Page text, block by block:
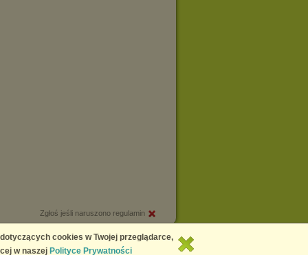
Zgłoś jeśli naruszono regulamin
Copyright © 2026Chomikuj.pl
cookies w Twojej przeglądarce,
w naszej Polityce Prywatności